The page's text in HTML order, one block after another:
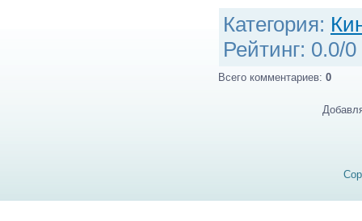
Категория:
Рейтинг: 0.0/0
Всего комментариев: 0